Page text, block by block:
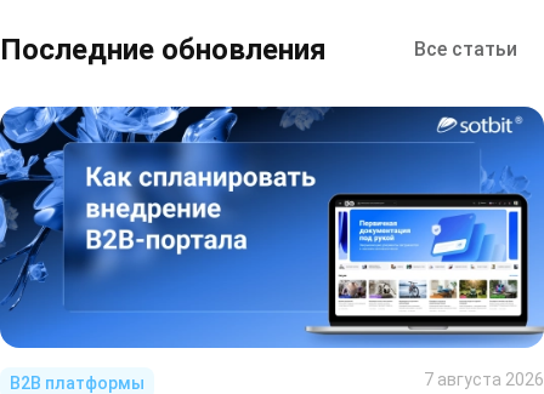
Последние обновления Все статьи
B2B платформы 7 августа 2026